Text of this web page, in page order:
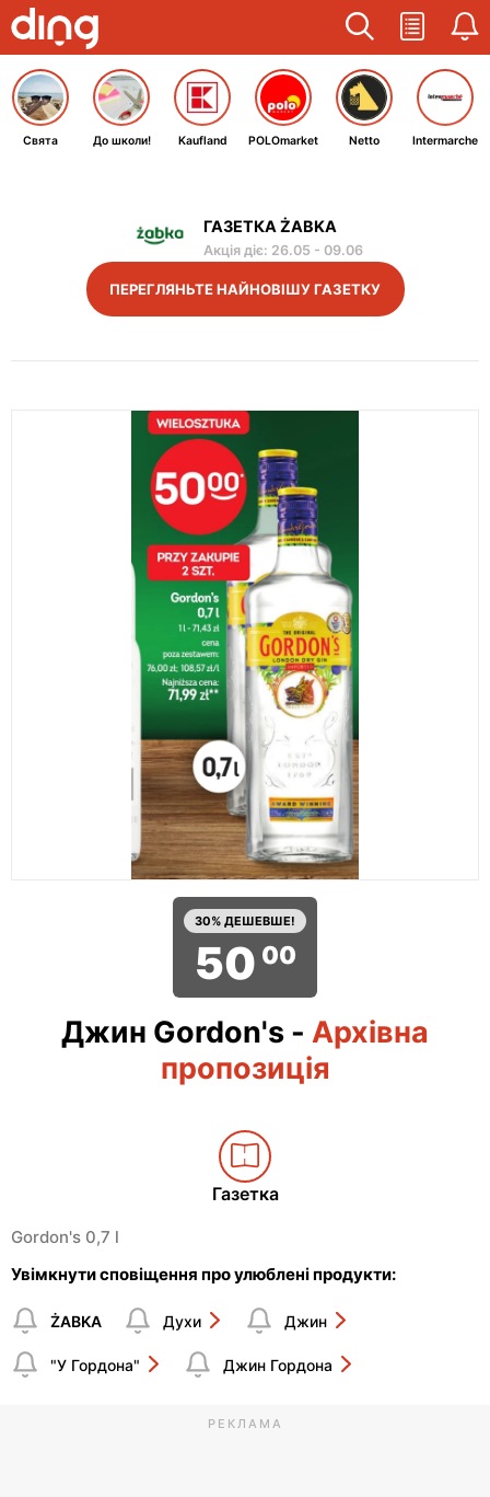
Свята До школи! Kaufland POLOmarket Netto Intermarche
ГАЗЕТКА ŻABKA
Акція діє: 26.05 - 09.06
ПЕРЕГЛЯНЬТЕ НАЙНОВІШУ ГАЗЕТКУ
30% ДЕШЕВШЕ!
50 00
Джин Gordon's - Архівна
пропозиція
Газетка
Gordon's 0,7 l
Увімкнути сповіщення про улюблені продукти:
ŻABKA Духи Джин
"У Гордона" Джин Гордона
РЕКЛАМА